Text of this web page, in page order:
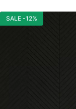
SALE -12%